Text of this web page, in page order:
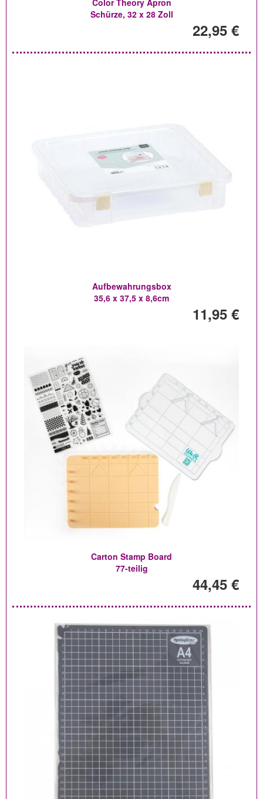
Color Theory Apron
Schürze, 32 x 28 Zoll
22,95 €
Aufbewahrungsbox
35,6 x 37,5 x 8,6cm
11,95 €
Carton Stamp Board
77-teilig
44,45 €